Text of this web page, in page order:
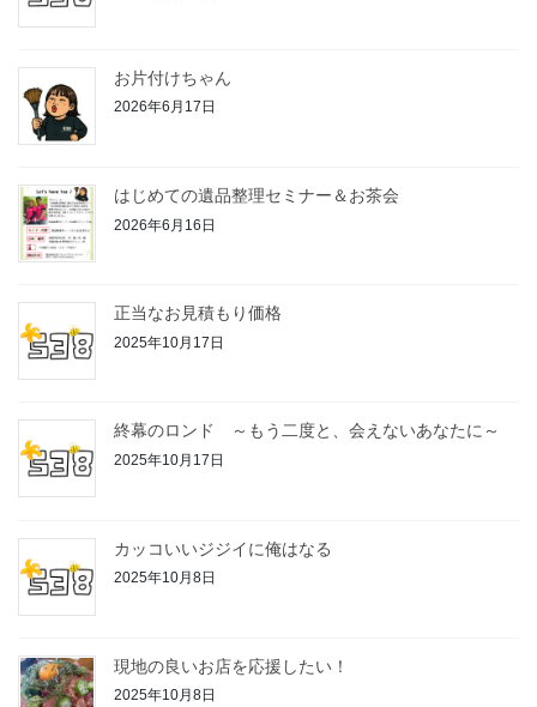
お片付けちゃん
2026年6月17日
はじめての遺品整理セミナー＆お茶会
2026年6月16日
正当なお見積もり価格
2025年10月17日
終幕のロンド ～もう二度と、会えないあなたに～
2025年10月17日
カッコいいジジイに俺はなる
2025年10月8日
現地の良いお店を応援したい！
2025年10月8日